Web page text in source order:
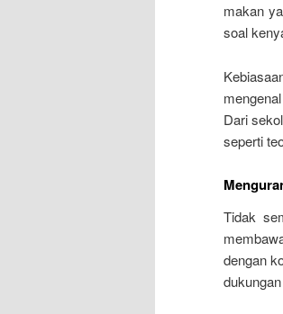
makan
soal
Dari
seperti
Tidak
dengan